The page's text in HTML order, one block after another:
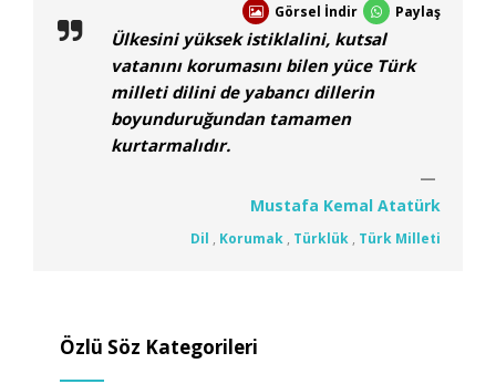
Görsel İndir Paylaş
Ülkesini yüksek istiklalini, kutsal
vatanını korumasını bilen yüce Türk
milleti dilini de yabancı dillerin
boyunduruğundan tamamen
kurtarmalıdır.
Mustafa Kemal Atatürk
Dil , Korumak , Türklük , Türk Milleti
Özlü Söz Kategorileri